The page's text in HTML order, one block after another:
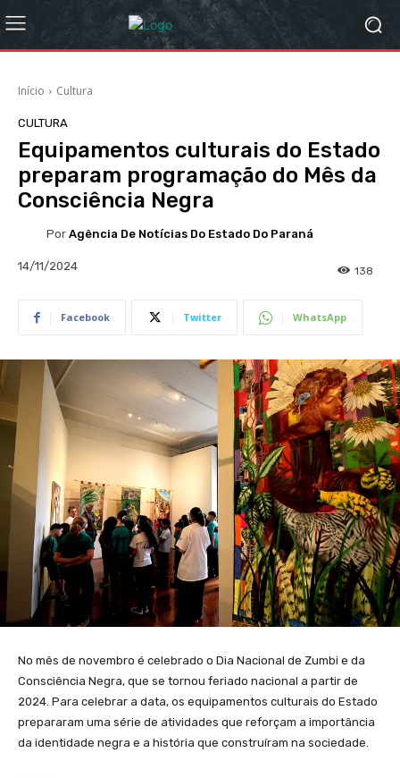
Início Cultura
CULTURA
Equipamentos culturais do Estado
preparam programação do Mês da
Consciência Negra
Por Agência De Notícias Do Estado Do Paraná
14/11/2024 138
Facebook Twitter WhatsApp
No mês de novembro é celebrado o Dia Nacional de Zumbi e da
Consciência Negra, que se tornou feriado nacional a partir de
2024. Para celebrar a data, os equipamentos culturais do Estado
prepararam uma série de atividades que reforçam a importância
da identidade negra e a história que construíram na sociedade.